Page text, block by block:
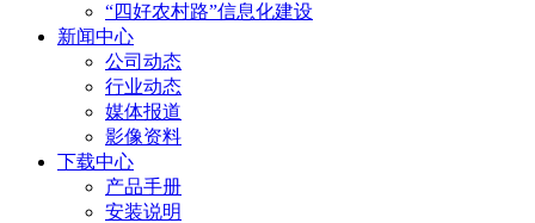
“四好农村路”信息化建设
新闻中心
公司动态
行业动态
媒体报道
影像资料
下载中心
产品手册
安装说明